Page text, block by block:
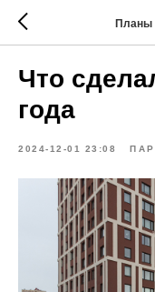
Планы
Что
года
2024-12-01 23:08